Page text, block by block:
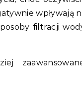
wpływają
filtracji